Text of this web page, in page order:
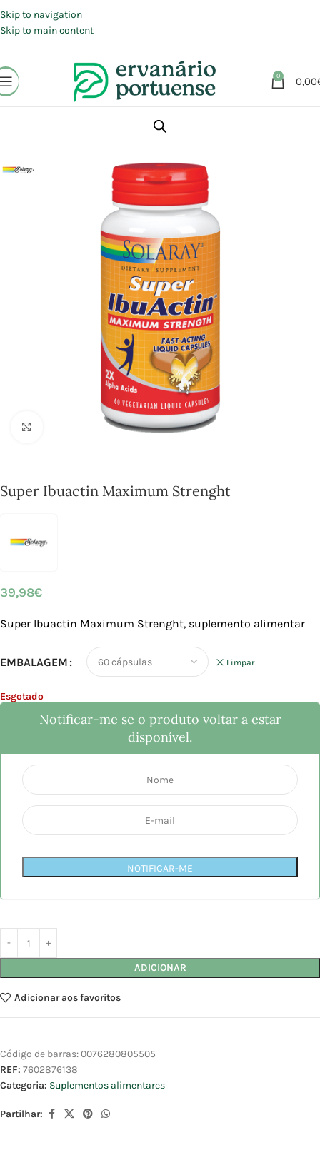
Skip to navigation
Skip to main content
0 0,00
Suplementos alimentares
Click to enlarge
Super Ibuactin Maximum Strenght
39,98€
Super Ibuactin Maximum Strenght, suplemento alimentar
EMBALAGEM Limpar
Esgotado
Notificar-me se o produto voltar a estar
disponível.
NOTIFICAR-ME
ADICIONAR
Adicionar aos favoritos
Código de barras:0076280805505
REF: 7602876138
Categoria: Suplementos alimentares
Partilhar: